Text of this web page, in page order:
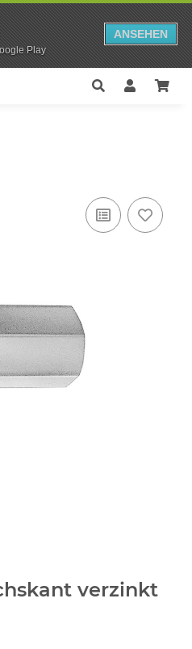
Play
ANSEHEN
verzinkt